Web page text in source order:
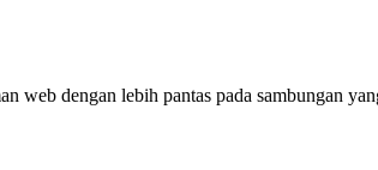
dengan lebih pantas pada sambungan